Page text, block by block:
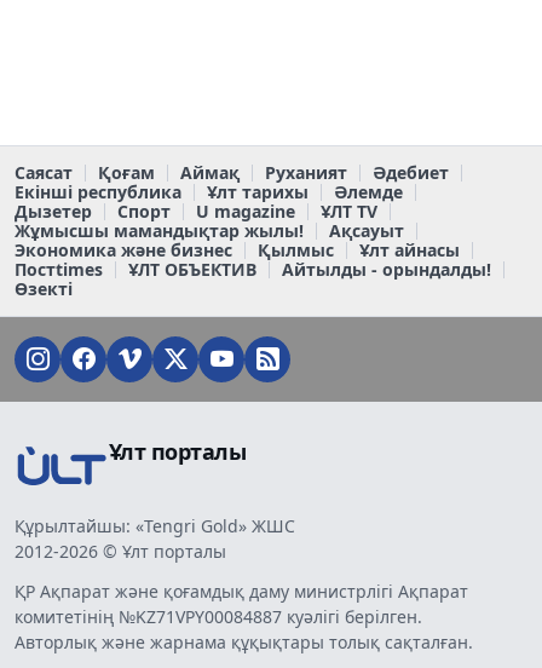
Саясат Қоғам Аймақ Руханият
Әдебиет
Екінші республика
Ұлт тарихы
Әлемде
Дызетер
Спорт U magazine
ҰЛТ TV
Жұмысшы мамандықтар жылы!
Ақсауыт
Экономика және бизнес
Қылмыс
Ұлт айнасы
Постtimes
ҰЛТ ОБЪЕКТИВ
Айтылды - орындалды!
Өзекті
Ұлт порталы
Құрылтайшы: «Tengri Gold» ЖШС
2012-2026 © Ұлт порталы
ҚР Ақпарат және қоғамдық даму министрлігі Ақпарат
комитетінің №KZ71VPY00084887 куәлігі берілген.
Авторлық және жарнама құқықтары толық сақталған.